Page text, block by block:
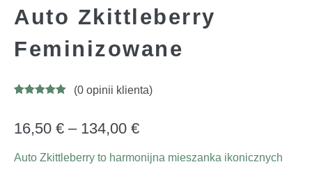
Auto Zkittleberry
Feminizowane
podstawie
ocen
(0opinii klienta)
16,50 € – 134,00 €
Auto Zkittleberry to harmonijna mieszanka ikonicznych